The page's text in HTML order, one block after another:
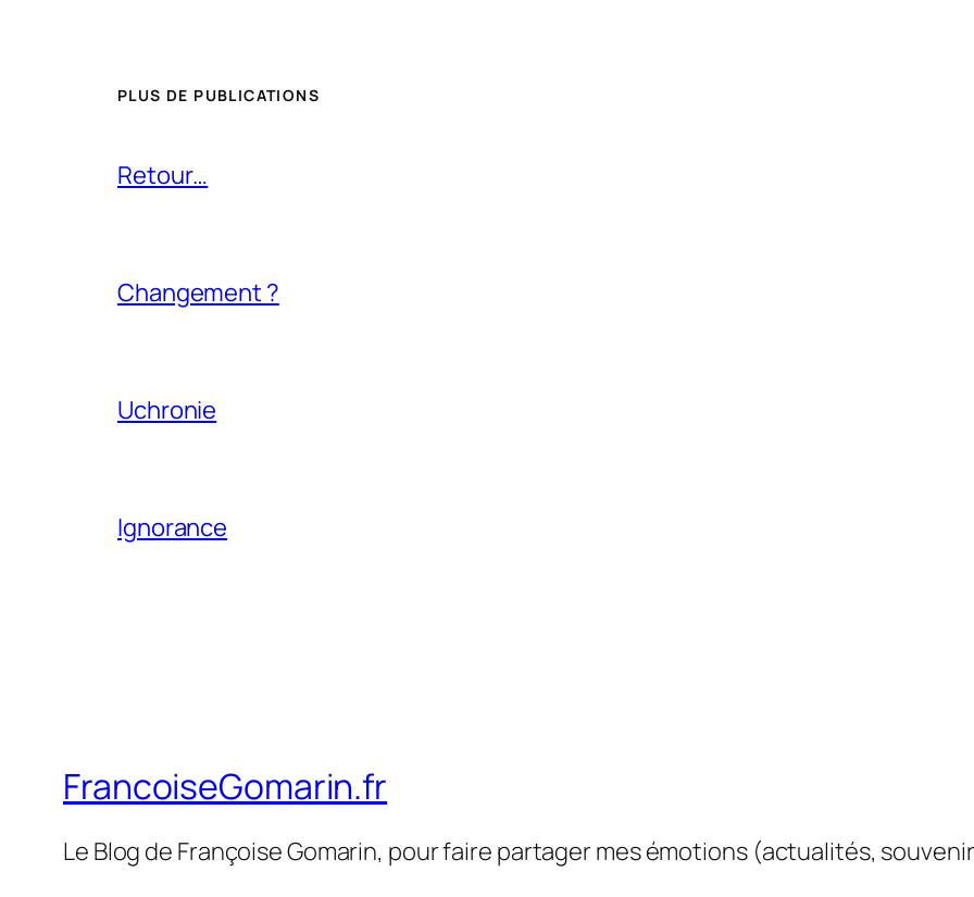
PLUS DE PUBLICATIONS
Retour…
Changement ?
Uchronie
Ignorance
FrancoiseGomarin.fr
Le Blog de Françoise Gomarin, pour faire partager mes émotions (actualités,